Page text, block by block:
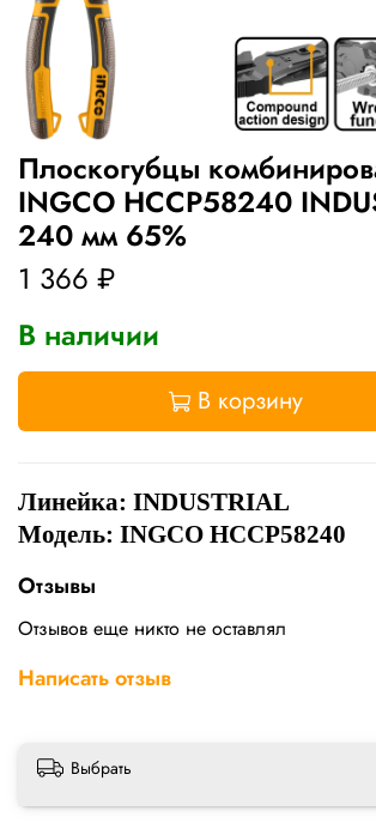
Плоскогубцы
INGCO HCCP58240
240 мм 65%
1 366 ₽
В наличии
В корзину
Линейка: INDUSTRIAL
Модель: INGCO HCCP58240
Отзывы
Отзывов еще никто не оставлял
Написать отзыв
Выбрать